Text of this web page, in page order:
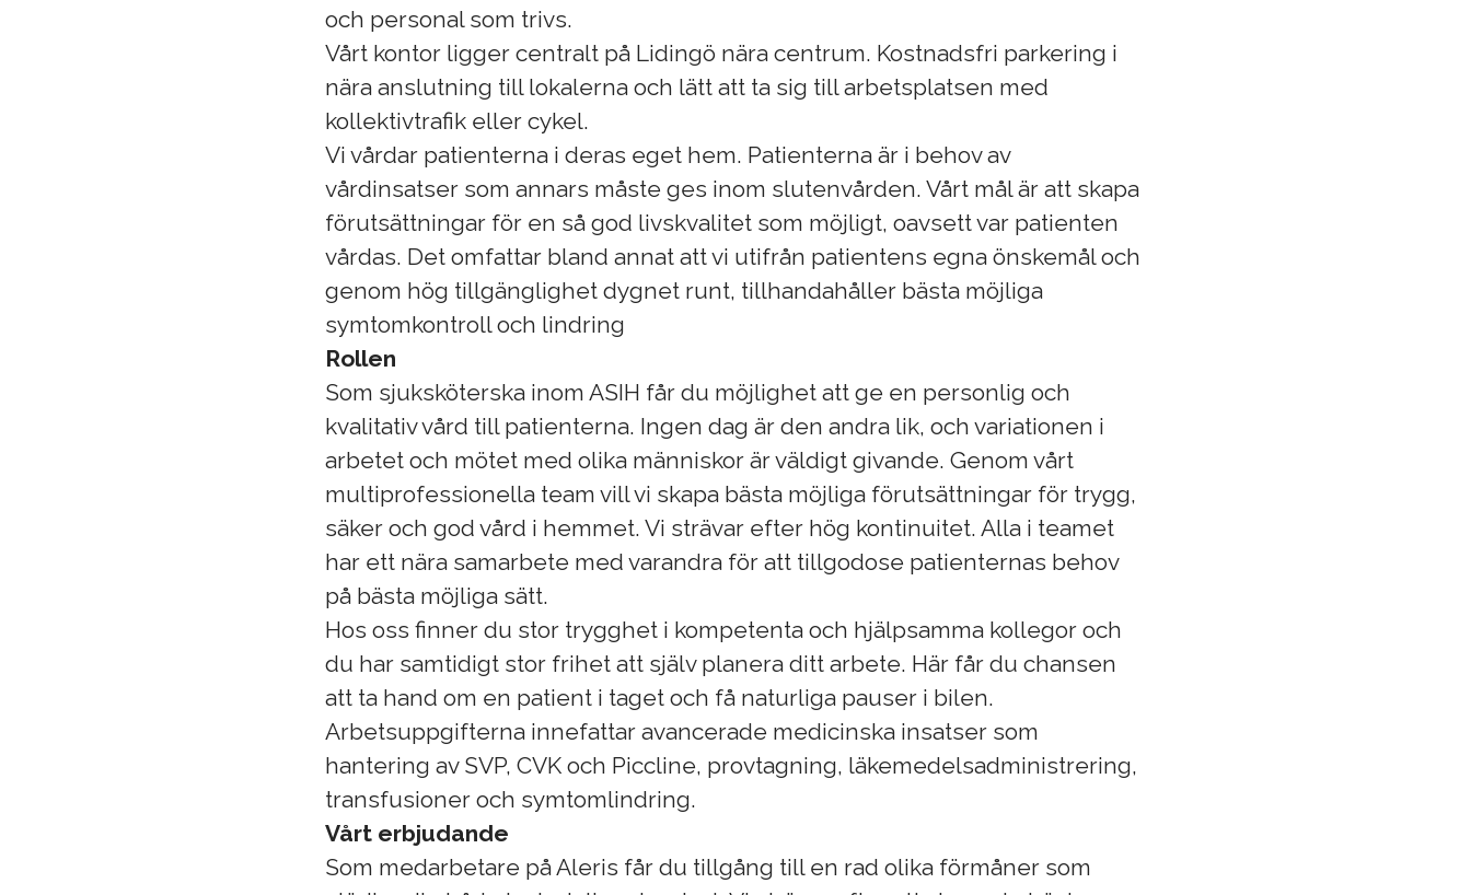
och personal som trivs.
Vårt kontor ligger centralt på Lidingö nära centrum. Kostnadsfri parkering i
nära anslutning till lokalerna och lätt att ta sig till arbetsplatsen med
kollektivtrafik eller cykel.
Vi vårdar patienterna i deras eget hem. Patienterna är i behov av
vårdinsatser som annars måste ges inom slutenvården. Vårt mål är att skapa
förutsättningar för en så god livskvalitet som möjligt, oavsett var patienten
vårdas. Det omfattar bland annat att vi utifrån patientens egna önskemål och
genom hög tillgänglighet dygnet runt, tillhandahåller bästa möjliga
symtomkontroll och lindring
Rollen
Som sjuksköterska inom ASIH får du möjlighet att ge en personlig och
kvalitativ vård till patienterna. Ingen dag är den andra lik, och variationen i
arbetet och mötet med olika människor är väldigt givande. Genom vårt
multiprofessionella team vill vi skapa bästa möjliga förutsättningar för trygg,
säker och god vård i hemmet. Vi strävar efter hög kontinuitet. Alla i teamet
har ett nära samarbete med varandra för att tillgodose patienternas behov
på bästa möjliga sätt.
Hos oss finner du stor trygghet i kompetenta och hjälpsamma kollegor och
du har samtidigt stor frihet att själv planera ditt arbete. Här får du chansen
att ta hand om en patient i taget och få naturliga pauser i bilen.
Arbetsuppgifterna innefattar avancerade medicinska insatser som
hantering av SVP, CVK och Piccline, provtagning, läkemedelsadministrering,
transfusioner och symtomlindring.
Vårt erbjudande
Som medarbetare på Aleris får du tillgång till en rad olika förmåner som